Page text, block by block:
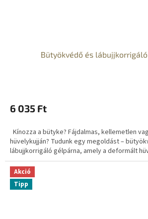
Bütyökvédő és
6 035 Ft
Kínozza a bütyke? Fájdalmas, kellemetlen
hüvelykujján? Tudunk egy megoldást –
lábujjkorrigáló gélpárna, amely a deformált
Akció
Tipp